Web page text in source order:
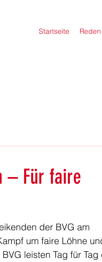
Startseite Reden
– Für faire
der BVG am
um faire Löhne
leisten Tag für Tag